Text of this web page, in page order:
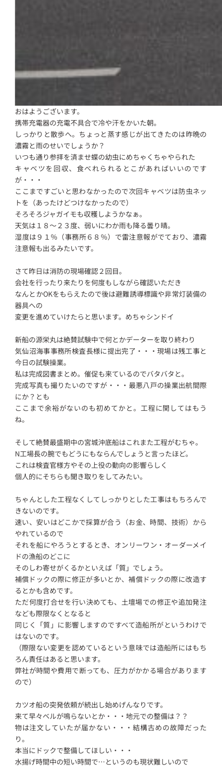
おはようございます。
携帯充電器の充電不具合で冷や汗をかいた朝。
しっかりと散歩へ。ちょっと蒸す感じが出てきたのは昨晩の
濃霧と雨のせいでしょうか？
いつも通り参拝を済ませ蝶の幼虫にめちゃくちゃやられた
キャベツを回収、食べれられるとこがあればいいのです
が・・・
ここまですごいと思わなかったので次回キャベツは防虫ネッ
トを（あったけどつけなかったので）
そろそろジャガイモも収穫しようかなぁ。
天気は１８～２３度、弱いにわか雨も降る曇り晴。
湿度は９１％（事務所６８％）で雷注意報がでており、濃霧
注意報も出るみたいです。
さて昨日は消防の現場確認２回目。
会社を行ったり来たりを何度もしながら確認いただき
なんとかOKをもらえたので後は避難誘導標識や非常灯装備の
器具への
変更を進めていけたらと思います。めちゃシンドイ
新船の源栄丸は絶賛試験中で何とかデーターを取り終わり
気仙沼海事事務所検査長様に提出完了・・・現場は残工事と
今日の試験操業。
私は完成図書まとめ。催促も来ているのでバタバタと。
完成写真も撮りたいのですが・・・最悪八戸の操業出航間際
にか？とも
ここまで余裕がないのも初めてかと。工程に関してはもう
ね。
そして絶賛最盛期中の宮城沖底船はこれまた工程がむちゃ。
N工場長の腕でもどうにもならんでしょうと言ったほど。
これは検査官様方やその上役の動向の影響らしく
個人的にそちらも聞き取りをしてみたい。
ちゃんとした工程なくしてしっかりとした工事はもちろんで
きないのです。
速い、安いはどこかで採算が合う（お金、時間、技術）から
やれているので
それを船にやろうとするとき、オンリーワン・オーダーメイ
ドの漁船のどこに
そのしわ寄せがくるかといえば「質」でしょう。
補償ドックの際に修正が多いとか、補償ドックの際に改造す
るとかも含めです。
ただ何度打合せを行い決めても、土壇場での修正や追加発注
なども際限なくとなると
同じく「質」に影響しますのですべて造船所がというわけで
はないのです。
（際限ない変更を認めているという意味では造船所にはもち
ろん責任はあると思います。
弊社が時間や費用で断っても、圧力がかかる場合があります
ので）
カツオ船の突発依頼が続出し始めげんなりです。
来て早々ベルが鳴らないとか・・・地元での整備は？？
物は注文していたが届かない・・・結構古めの故障だった
り。
本当にドックで整備してほしい・・・
水揚げ時間中の短い時間で…というのも現状難しいので